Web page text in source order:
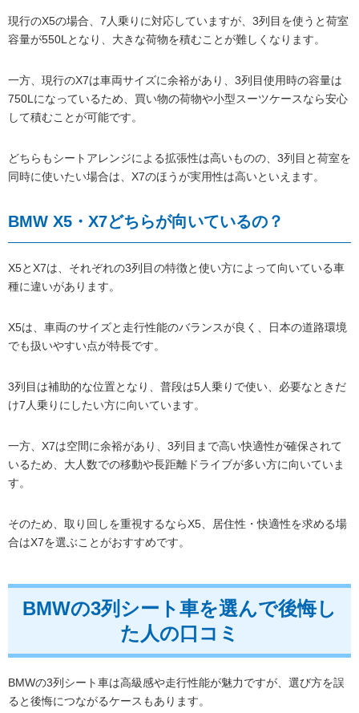
現行のX5の場合、7人乗りに対応していますが、3列目を使うと荷室
容量が550Lとなり、大きな荷物を積むことが難しくなります。
一方、現行のX7は車両サイズに余裕があり、3列目使用時の容量は
750Lになっているため、買い物の荷物や小型スーツケースなら安心
して積むことが可能です。
どちらもシートアレンジによる拡張性は高いものの、3列目と荷室を
同時に使いたい場合は、X7のほうが実用性は高いといえます。
BMW X5・X7どちらが向いているの？
X5とX7は、それぞれの3列目の特徴と使い方によって向いている車
種に違いがあります。
X5は、車両のサイズと走行性能のバランスが良く、日本の道路環境
でも扱いやすい点が特長です。
3列目は補助的な位置となり、普段は5人乗りで使い、必要なときだ
け7人乗りにしたい方に向いています。
一方、X7は空間に余裕があり、3列目まで高い快適性が確保されて
いるため、大人数での移動や長距離ドライブが多い方に向いていま
す。
そのため、取り回しを重視するならX5、居住性・快適性を求める場
合はX7を選ぶことがおすすめです。
BMWの3列シート車を選んで後悔し
た人の口コミ
BMWの3列シート車は高級感や走行性能が魅力ですが、選び方を誤
ると後悔につながるケースもあります。